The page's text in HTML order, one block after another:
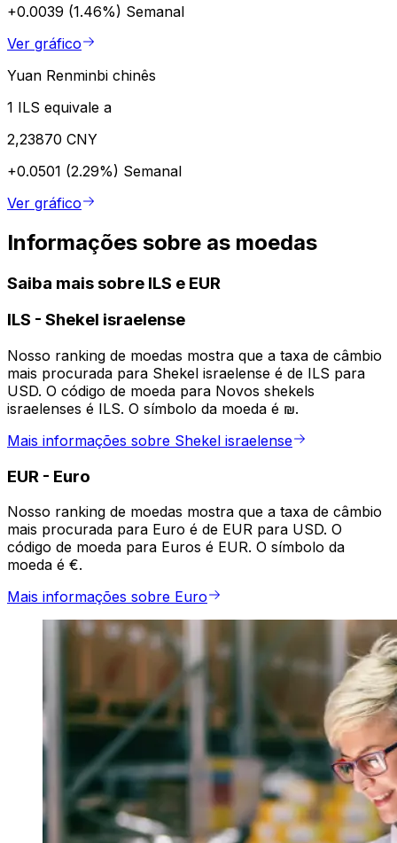
+0.0039 (1.46%) Semanal
Ver gráfico
Yuan Renminbi chinês
1 ILS equivale a
2,23870 CNY
+0.0501 (2.29%) Semanal
Ver gráfico
Informações sobre as moedas
Saiba mais sobre ILS e EUR
ILS - Shekel israelense
Nosso ranking de moedas mostra que a taxa de câmbio
mais procurada para Shekel israelense é de ILS para
USD. O código de moeda para Novos shekels
israelenses é ILS. O símbolo da moeda é ₪.
Mais informações sobre Shekel israelense
EUR - Euro
Nosso ranking de moedas mostra que a taxa de câmbio
mais procurada para Euro é de EUR para USD. O
código de moeda para Euros é EUR. O símbolo da
moeda é €.
Mais informações sobre Euro